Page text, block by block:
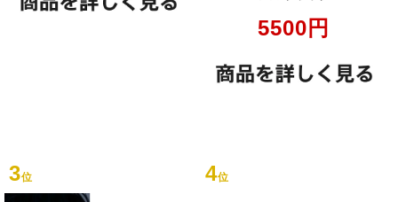
5500 円
3位 4位